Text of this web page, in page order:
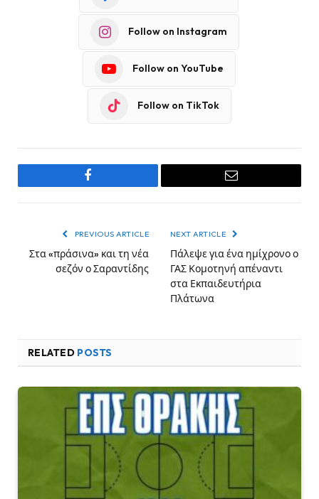
Follow on Instagram
Follow on YouTube
Follow on TikTok
Facebook Email
PREVIOUS ARTICLE
Στα «πράσινα» και τη νέα
σεζόν ο Σαραντίδης
NEXT ARTICLE
Πάλεψε για ένα ημίχρονο ο
ΓΑΣ Κομοτηνή απέναντι
στα Εκπαιδευτήρια
Πλάτωνα
RELATED POSTS